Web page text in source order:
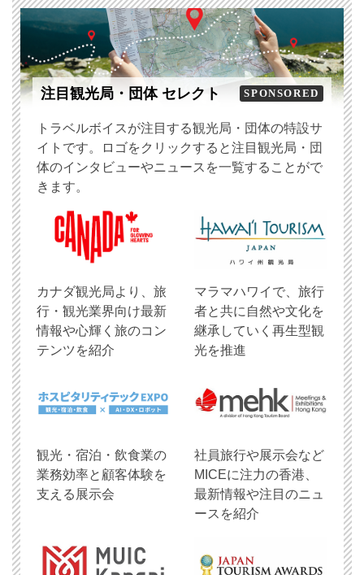
注目観光局・団体 セレクト SPONSORED
トラベルボイスが注目する観光局・団体の特設サ
イトです。ロゴをクリックすると注目観光局・団
体のインタビューやニュースを一覧することがで
きます。
​カナダ観光局より、旅
行・観光業界向け最新
情報や心輝く旅のコン
テンツを紹介
マラマハワイで、旅行
者と共に自然や文化を
継承していく再生型観
光を推進
観光・宿泊・飲食業の
業務効率と顧客体験を
支える展示会
社員旅行や展示会など
MICEに注力の香港、
最新情報や注目のニュ
ースを紹介